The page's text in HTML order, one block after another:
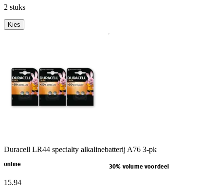
2 stuks
Kies
Duracell LR44 specialty alkalinebatterij A76 3-pk
online 30% volume voordeel
15.94